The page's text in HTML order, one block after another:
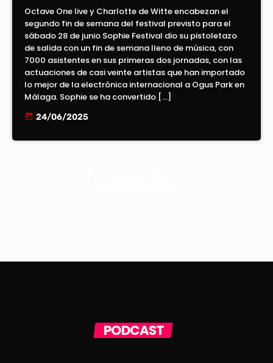
Octave One live y Charlotte de Witte encabezan el
segundo fin de semana del festival previsto para el
sábado 28 de junio Sophie Festival dio su pistoletazo
de salida con un fin de semana lleno de música, con
7000 asistentes en sus primeras dos jornadas, con las
actuaciones de casi veinte artistas que han importado
lo mejor de la electrónica internacional a Ogus Park en
Málaga. Sophie se ha convertido […]
today 24/06/2025
PODCAST